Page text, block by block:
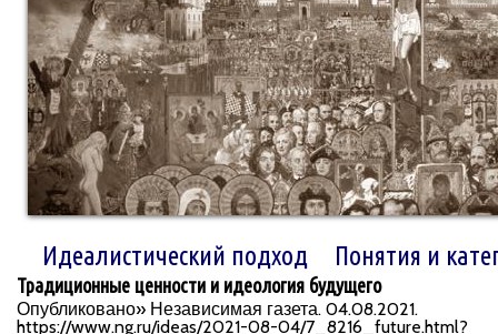
Идеалистический подход Понятия и
Традиционные ценности и идеология будущего
Опубликовано» Независимая газета. 04.08.2021.
https://www.ng.ru/ideas/2021-08-04/7_8216_future.html?